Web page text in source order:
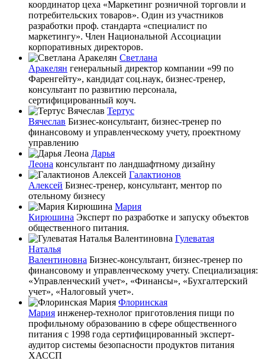
координатор цеха «Маркетинг розничной торговли и
потребительских товаров». Один из участников
разработки проф. стандарта «специалист по
маркетингу». Член Национальной Ассоциации
корпоративных директоров.
Светлана
Аракелян генеральный директор компании «99 по
Фаренгейту», кандидат соц.наук, бизнес-тренер,
консультант по развитию персонала,
сертифицированный коуч.
Тертус
Вячеслав Бизнес-консультант, бизнес-тренер по
финансовому и управленческому учету, проектному
управлению
Дарья
Леона консультант по ландшафтному дизайну
Галактионов
Алексей Бизнес-тренер, консультант, ментор по
отельному бизнесу
Мария
Кирюшина Эксперт по разработке и запуску объектов
общественного питания.
Гулеватая
Наталья
Валентиновна Бизнес-консультант, бизнес-тренер по
финансовому и управленческому учету. Специализация:
«Управленческий учет», «Финансы», «Бухгалтерский
учет», «Налоговый учет».
Флоринская
Мария инженер-технолог приготовления пищи по
профильному образованию в сфере общественного
питания с 1998 года сертифицированный эксперт-
аудитор системы безопасности продуктов питания
ХАССП